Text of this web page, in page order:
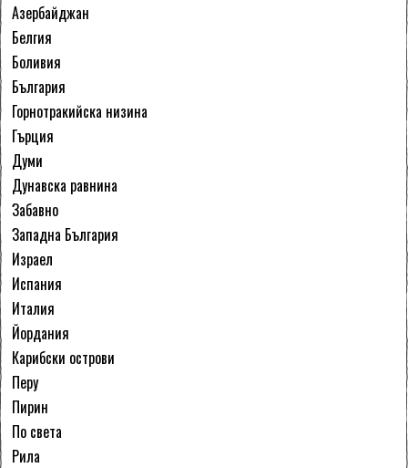
Азербайджан
Белгия
Боливия
България
Горнотракийска низина
Гърция
Думи
Дунавска равнина
Забавно
Западна България
Израел
Испания
Италия
Йордания
Карибски острови
Перу
Пирин
По света
Рила